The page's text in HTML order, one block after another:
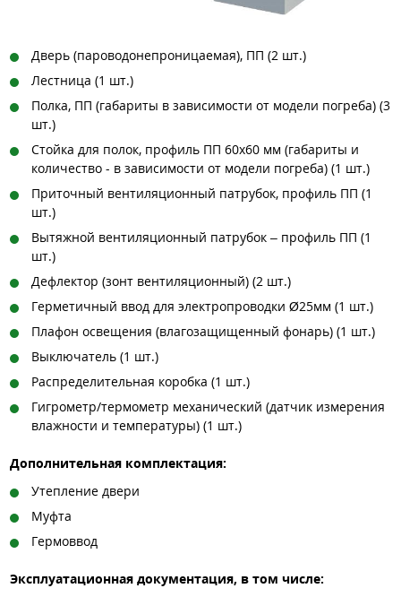
Дверь (пароводонепроницаемая), ПП (2 шт.)
Лестница (1 шт.)
Полка, ПП (габариты в зависимости от модели погреба) (3
шт.)
Стойка для полок, профиль ПП 60х60 мм (габариты и
количество - в зависимости от модели погреба) (1 шт.)
Приточный вентиляционный патрубок, профиль ПП (1
шт.)
Вытяжной вентиляционный патрубок – профиль ПП (1
шт.)
Дефлектор (зонт вентиляционный) (2 шт.)
Герметичный ввод для электропроводки Ø25мм (1 шт.)
Плафон освещения (влагозащищенный фонарь) (1 шт.)
Выключатель (1 шт.)
Распределительная коробка (1 шт.)
Гигрометр/термометр механический (датчик измерения
влажности и температуры) (1 шт.)
Дополнительная комплектация:
Утепление двери
Муфта
Гермоввод
Эксплуатационная документация, в том числе: